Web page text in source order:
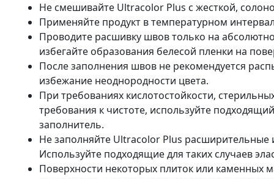
Не смешивайте Ultracolor Plus с жесткой,
Применяйте продукт в температурном
Проводите расшивку швов только на
избегайте образования белесой пленки на
После заполнения швов не рекомендуется
избежание неоднородности цвета.
При требованиях кислотостойкости,
требования к чистоте, используйте
заполнитель.
Не заполняйте Ultracolor Plus
Используйте подходящие для таких случаев
Поверхности некоторых плиток или каменных